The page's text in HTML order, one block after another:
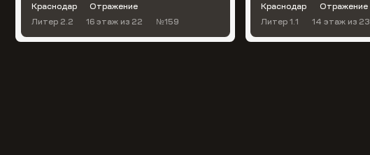
Краснодар
Отражение
Литер 2.2
16 этаж из 22 №159
Краснодар
Отражение
Литер 1.1
14 этаж из 23